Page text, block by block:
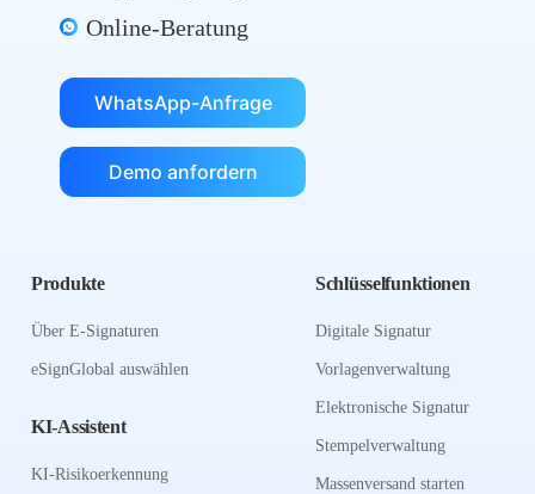
Online-Beratung
WhatsApp-Anfrage
Demo anfordern
Produkte
Über E-Signaturen
eSignGlobal auswählen
KI-Assistent
KI-Risikoerkennung
Schlüsselfunktionen
Digitale Signatur
Vorlagenverwaltung
Elektronische Signatur
Stempelverwaltung
Massenversand starten